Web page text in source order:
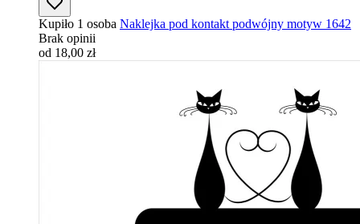
Kupiło 1 osoba Naklejka pod kontakt podwójny motyw 1642
Brak opinii
od 18,00 zł